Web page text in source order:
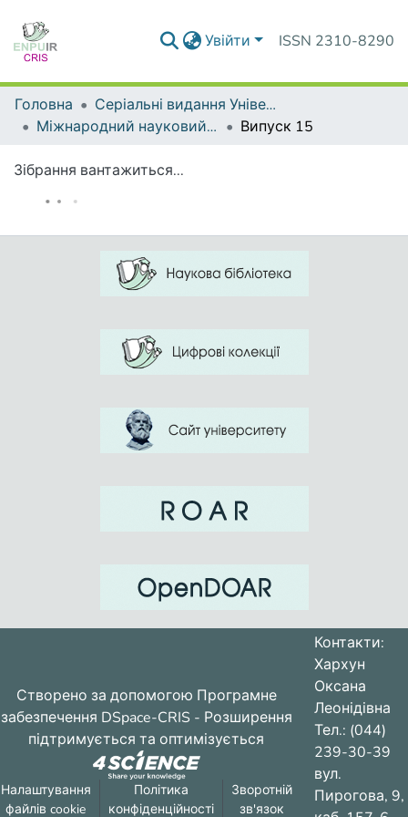
Увійти ISSN 2310-8290
Головна
Серіальні видання Університету
Міжнародний науковий форум: соціологія, психологія, педагогіка, менеджмент
Випуск 15
Зібрання вантажиться...
Створено за допомогою Програмне
забезпечення DSpace-CRIS - Розширення
підтримується та оптимізується
Налаштування
файлів cookie
Політика
конфіденційності
Зворотній
зв'язок
Контакти:
Хархун
Оксана
Леонідівна
Тел.: (044)
239-30-39
вул.
Пирогова, 9,